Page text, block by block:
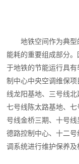
地铁空间作为典
能耗的重要组成部分
于地铁的节能运行具
制中心中央空调维保
线龙阳基地、三号线北
七号线陈太路基地、
号线金桥三期、十号
德路控制中心、十二
调系统进行维护保养及